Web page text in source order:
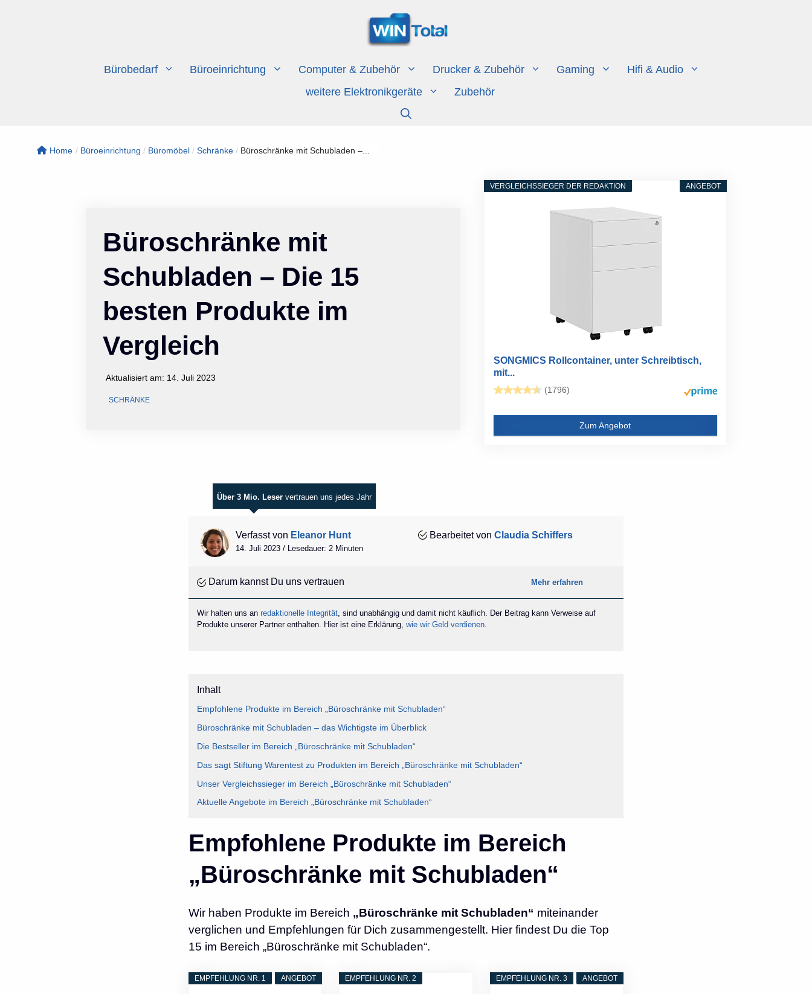
Bürobedarf Büroeinrichtung Computer & Zubehör Drucker & Zubehör Gaming
Hifi & Audio
weitere Elektronikgeräte
Zubehör
Home / Büroeinrichtung / Büromöbel / Schränke / Büroschränke mit Schubladen –...
Büroschränke mit
Schubladen – Die 15
besten Produkte im
Vergleich
Aktualisiert am: 14. Juli 2023
SCHRÄNKE
ANGEBOT
VERGLEICHSSIEGER DER REDAKTION
SONGMICS Rollcontainer, unter Schreibtisch,
mit...
(1796)
Zum Angebot
Über 3 Mio. Leser vertrauen uns jedes Jahr
Verfasst von Eleanor Hunt
14. Juli 2023 / Lesedauer: 2 Minuten
Bearbeitet von Claudia Schiffers
Darum kannst Du uns vertrauen Mehr erfahren
Wir halten uns anredaktionelle Integrität, sind unabhängig und damit nicht käuflich. Der Beitrag kann Verweise auf
Produkte unserer Partner enthalten. Hier ist eine Erklärung,wie wir Geld verdienen.
Inhalt
Empfohlene Produkte im Bereich „Büroschränke mit Schubladen“
Büroschränke mit Schubladen – das Wichtigste im Überblick
Die Bestseller im Bereich „Büroschränke mit Schubladen“
Das sagt Stiftung Warentest zu Produkten im Bereich „Büroschränke mit Schubladen“
Unser Vergleichssieger im Bereich „Büroschränke mit Schubladen“
Aktuelle Angebote im Bereich „Büroschränke mit Schubladen“
Empfohlene Produkte im Bereich
„Büroschränke mit Schubladen“
Wir haben Produkte im Bereich „Büroschränke mit Schubladen“ miteinander
verglichen und Empfehlungen für Dich zusammengestellt. Hier findest Du die Top
15 im Bereich „Büroschränke mit Schubladen“.
ANGEBOT
EMPFEHLUNG NR. 1 EMPFEHLUNG NR. 2 ANGEBOT
EMPFEHLUNG NR. 3